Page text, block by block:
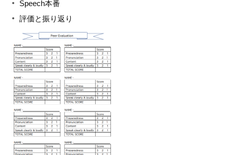
Speech本番
評価と振り返り